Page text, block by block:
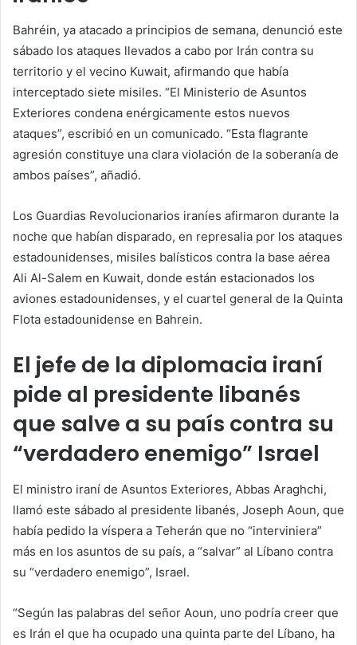
Bahréin, ya atacado a principios de semana, denunció este
sábado los ataques llevados a cabo por Irán contra su
territorio y el vecino Kuwait, afirmando que había
interceptado siete misiles. “El Ministerio de Asuntos
Exteriores condena enérgicamente estos nuevos
ataques”, escribió en un comunicado. “Esta flagrante
agresión constituye una clara violación de la soberanía de
ambos países”, añadió.
Los Guardias Revolucionarios iraníes afirmaron durante la
noche que habían disparado, en represalia por los ataques
estadounidenses, misiles balísticos contra la base aérea
Ali Al-Salem en Kuwait, donde están estacionados los
aviones estadounidenses, y el cuartel general de la Quinta
Flota estadounidense en Bahrein.
El jefe de la diplomacia iraní
pide al presidente libanés
que salve a su país contra su
“verdadero enemigo” Israel
El ministro iraní de Asuntos Exteriores, Abbas Araghchi,
llamó este sábado al presidente libanés, Joseph Aoun, que
había pedido la víspera a Teherán que no “interviniera”
más en los asuntos de su país, a “salvar” al Líbano contra
su “verdadero enemigo”, Israel.
“Según las palabras del señor Aoun, uno podría creer que
es Irán el que ha ocupado una quinta parte del Líbano, ha